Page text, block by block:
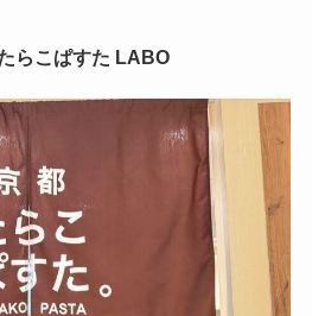
らこぱすた LABO